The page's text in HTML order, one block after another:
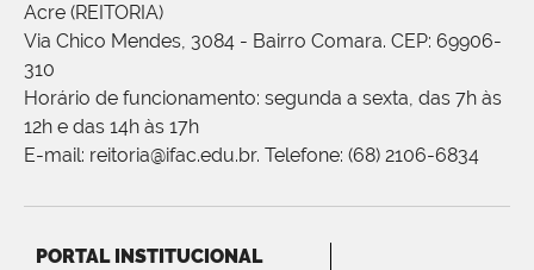
Acre (REITORIA)
Via Chico Mendes, 3084 - Bairro Comara. CEP: 69906-
310
Horário de funcionamento: segunda a sexta, das 7h às
12h e das 14h às 17h
E-mail: reitoria@ifac.edu.br. Telefone: (68) 2106-6834
PORTAL INSTITUCIONAL